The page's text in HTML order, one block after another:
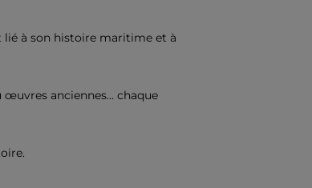
à son histoire maritime et à
œuvres anciennes… chaque